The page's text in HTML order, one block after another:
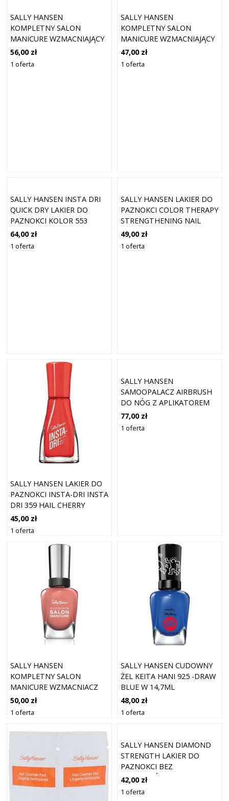
SALLY HANSEN
KOMPLETNY SALON
MANICURE WZMACNIAJĄCY
LAKIER DO PAZNOKCI
KOLOR 521 BLUE MY MIND
56,00 zł
1 oferta
SALLY HANSEN
KOMPLETNY SALON
MANICURE WZMACNIAJĄCY
PAZNOKCIE LAKIER KOLOR
183 STYL ICON 14,7 ML
47,00 zł
1 oferta
SALLY HANSEN INSTA DRI
QUICK DRY LAKIER DO
PAZNOKCI KOLOR 553
GREASE LIGHTNING 9,17 ML
64,00 zł
1 oferta
SALLY HANSEN LAKIER DO
PAZNOKCI COLOR THERAPY
STRENGTHENING NAIL
LAKIER 14,7 ML
49,00 zł
1 oferta
SALLY HANSEN LAKIER DO
PAZNOKCI INSTA-DRI INSTA
DRI 359 HAIL CHERRY
45,00 zł
1 oferta
SALLY HANSEN
SAMOOPALACZ AIRBRUSH
DO NÓG Z APLIKATOREM
NUDE GLOW 100 ML
77,00 zł
1 oferta
SALLY HANSEN
KOMPLETNY SALON
MANICURE WZMACNIACZ
PAZNOKCI KOLOR 311 SO
MUCH FAWN 14,7 ML
50,00 zł
1 oferta
SALLY HANSEN CUDOWNY
ŻEL KEITA HANI 925 -DRAW
BLUE W 14,7ML
48,00 zł
1 oferta
SALLY HANSEN DIAMOND
STRENGTH LAKIER DO
PAZNOKCI BEZ
ODPRYSKÓW O DŁUGIM
OKRESIE TRWAŁOŚCI
42,00 zł
1 oferta